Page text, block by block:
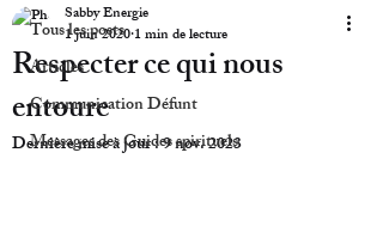
Tous les posts
Articles
Communication Défunt
Messages des Guides spirituels
Respecter ce qui nous
entoure
Sabby Energie
1 juin 20201 min de lecture
Dernière mise à jour :9 nov. 2023